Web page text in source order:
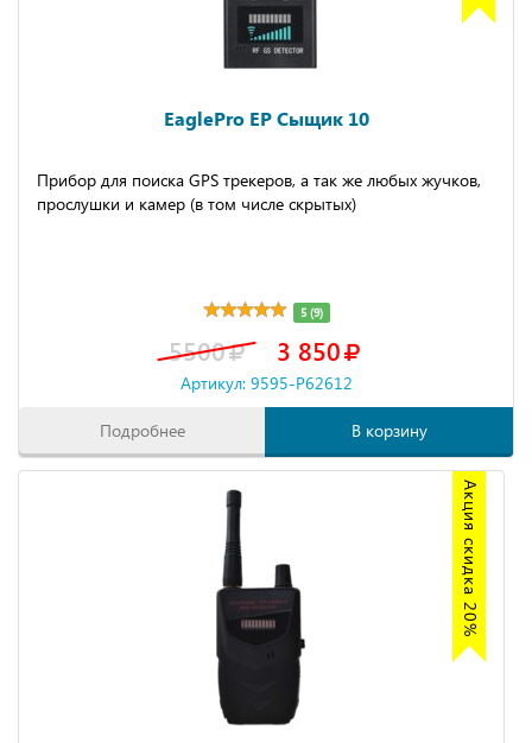
EaglePro EP Сыщик 10
Прибор для поиска GPS трекеров, а так же любых жучков,
прослушки и камер (в том числе скрытых)
5 (9)
5500 3 850
Артикул: 9595-P62612
Подробнее В корзину
Акция скидка 20%